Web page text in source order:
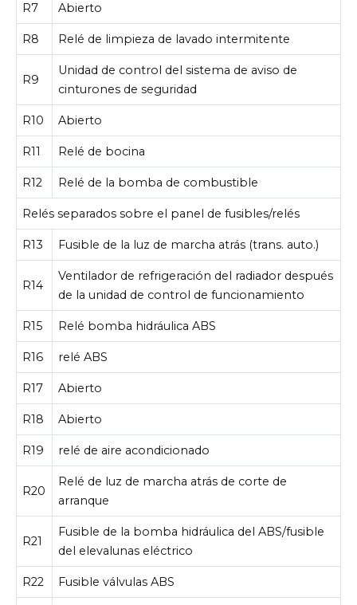
R7 Abierto
R8 Relé de limpieza de lavado intermitente
R9
Unidad de control del sistema de aviso de
cinturones de seguridad
R10 Abierto
R11 Relé de bocina
R12 Relé de la bomba de combustible
Relés separados sobre el panel de fusibles/relés
R13 Fusible de la luz de marcha atrás (trans. auto.)
R14
Ventilador de refrigeración del radiador después
de la unidad de control de funcionamiento
R15 Relé bomba hidráulica ABS
R16 relé ABS
R17 Abierto
R18 Abierto
R19 relé de aire acondicionado
R20
Relé de luz de marcha atrás de corte de
arranque
R21
Fusible de la bomba hidráulica del ABS/fusible
del elevalunas eléctrico
R22 Fusible válvulas ABS